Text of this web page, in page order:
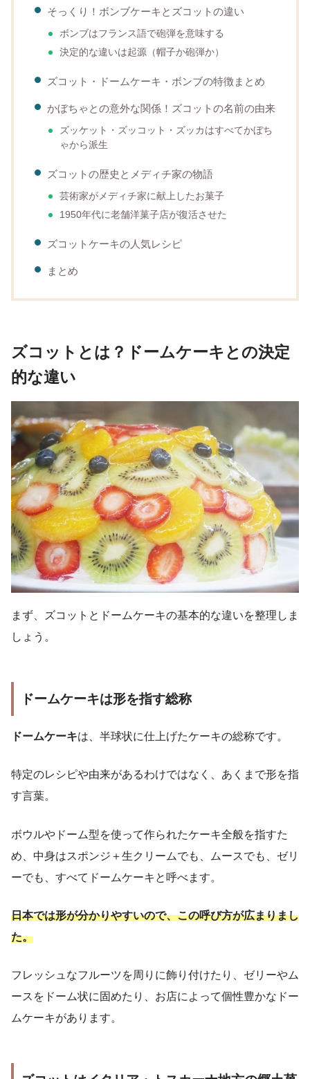
そっくり！ボンブケーキとズコットの違い
ボンブはフランス語で砲弾を意味する
決定的な違いは起源（帽子か砲弾か）
ズコット・ドームケーキ・ボンブの特徴まとめ
かぼちゃとの意外な関係！ズコットの名前の由来
ズッケット・ズッコット・ズッカはすべてかぼち
ゃから派生
ズコットの歴史とメディチ家の物語
芸術家がメディチ家に献上したお菓子
1950年代に老舗洋菓子店が復活させた
ズコットケーキの人気レシピ
まとめ
ズコットとは？ドームケーキとの決定
的な違い
まず、ズコットとドームケーキの基本的な違いを整理しま
しょう。
ドームケーキは形を指す総称
ドームケーキは、半球状に仕上げたケーキの総称です。
特定のレシピや由来があるわけではなく、あくまで形を指
す言葉。
ボウルやドーム型を使って作られたケーキ全般を指すた
め、中身はスポンジ＋生クリームでも、ムースでも、ゼリ
ーでも、すべてドームケーキと呼べます。
日本では形が分かりやすいので、この呼び方が広まりまし
た。
フレッシュなフルーツを周りに飾り付けたり、ゼリーやム
ースをドーム状に固めたり、お店によって個性豊かなドー
ムケーキがあります。